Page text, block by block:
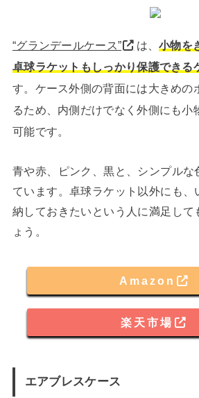
“グランデールケース” は、小物を
卓球ラケットもしっかり保護できる
す。ケース外側の背面には大きめの
るため、内側だけでなく外側にも小
可能です。
青や赤、ピンク、黒と、シンプルな
ています。卓球ラケット以外にも、
納しておきたいという人に満足して
ょう。
Amazon
楽天市場
エアブレスケース